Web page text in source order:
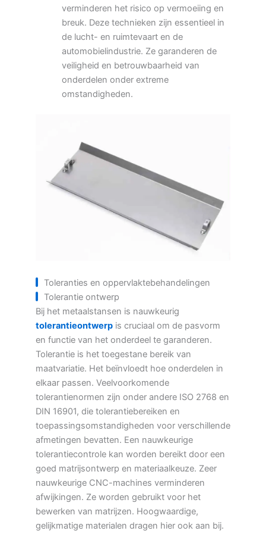
verminderen het risico op vermoeiing en
breuk. Deze technieken zijn essentieel in
de lucht- en ruimtevaart en de
automobielindustrie. Ze garanderen de
veiligheid en betrouwbaarheid van
onderdelen onder extreme
omstandigheden.
Toleranties en oppervlaktebehandelingen
Tolerantie ontwerp
Bij het metaalstansen is nauwkeurig
tolerantieontwerp is cruciaal om de pasvorm
en functie van het onderdeel te garanderen.
Tolerantie is het toegestane bereik van
maatvariatie. Het beïnvloedt hoe onderdelen in
elkaar passen. Veelvoorkomende
tolerantienormen zijn onder andere ISO 2768 en
DIN 16901, die tolerantiebereiken en
toepassingsomstandigheden voor verschillende
afmetingen bevatten. Een nauwkeurige
tolerantiecontrole kan worden bereikt door een
goed matrijsontwerp en materiaalkeuze. Zeer
nauwkeurige CNC-machines verminderen
afwijkingen. Ze worden gebruikt voor het
bewerken van matrijzen. Hoogwaardige,
gelijkmatige materialen dragen hier ook aan bij.